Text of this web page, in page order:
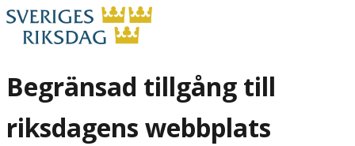
Begränsad tillgång till
riksdagens webbplats